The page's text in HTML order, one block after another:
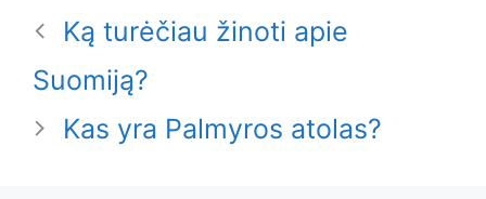
Ką turėčiau žinoti apie
Suomiją?
Kas yra Palmyros atolas?